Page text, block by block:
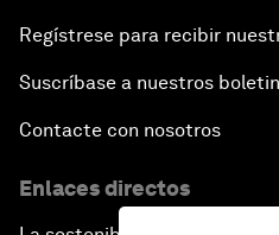
Regístrese para recibir
Suscríbase a nuestros
Contacte con nosotros
Enlaces directos